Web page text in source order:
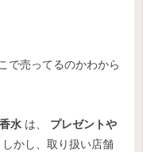
で売ってるのかわから
水 は、 プレゼントや
かし、取り扱い店舗